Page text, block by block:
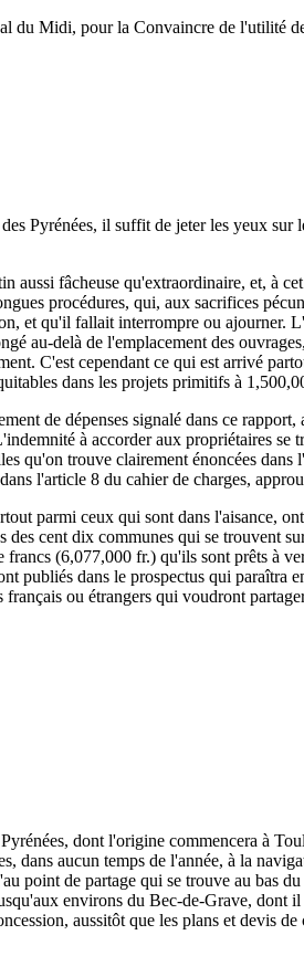
du Midi, pour la Convaincre de l'utilité
Pyrénées, il suffit de jeter les yeux
fâcheuse qu'extraordinaire, et, à
procédures, qui, aux sacrifices
et qu'il fallait interrompre ou ajourner.
au-delà de l'emplacement des
C'est cependant ce qui est arrivé
dans les projets primitifs à
de dépenses signalé dans ce
à accorder aux propriétaires se
qu'on trouve clairement énoncées
l'article 8 du cahier de charges,
parmi ceux qui sont dans l'aisance,
cent dix communes qui se trouvent
(6,077,000 fr.) qu'ils sont prêts à
publiés dans le prospectus qui
ou étrangers qui voudront
dont l'origine commencera à
aucun temps de l'année, à la
point de partage qui se trouve au bas
environs du Bec-de-Grave, dont
aussitôt que les plans et devis